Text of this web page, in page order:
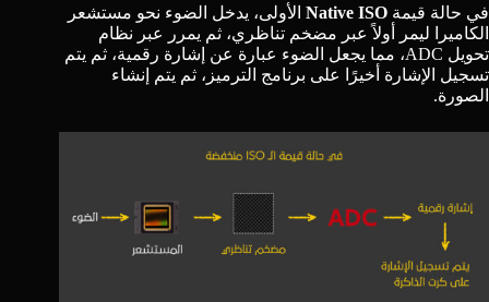
في حالة قيمة Native ISO الأولى، يدخل الضوء نحو مستشعر
الكاميرا ليمر أولاً عبر مضخم تناظري، ثم يمرر عبر نظام
تحويل ADC، مما يجعل الضوء عبارة عن إشارة رقمية، ثم يتم
تسجيل الإشارة أخيرًا على برنامج الترميز، ثم يتم إنشاء
الصورة.